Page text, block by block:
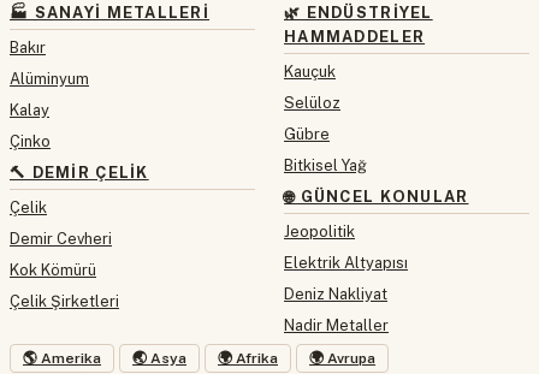
🏭 SANAYI METALLERI
Bakır
Alüminyum
Kalay
Çinko
🔨 DEMIR ÇELIK
Çelik
Demir Cevheri
Kok Kömürü
Çelik Şirketleri
🌿 ENDÜSTRIYEL
HAMMADDELER
Kauçuk
Selüloz
Gübre
Bitkisel Yağ
🌐 GÜNCEL KONULAR
Jeopolitik
Elektrik Altyapısı
Deniz Nakliyat
Nadir Metaller
🌎 Amerika 🌏 Asya 🌍 Afrika 🌍 Avrupa